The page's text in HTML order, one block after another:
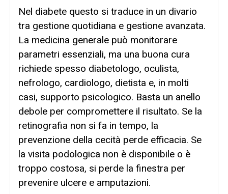
Nel diabete questo si traduce in un divario
tra gestione quotidiana e gestione avanzata.
La medicina generale può monitorare
parametri essenziali, ma una buona cura
richiede spesso diabetologo, oculista,
nefrologo, cardiologo, dietista e, in molti
casi, supporto psicologico. Basta un anello
debole per compromettere il risultato. Se la
retinografia non si fa in tempo, la
prevenzione della cecità perde efficacia. Se
la visita podologica non è disponibile o è
troppo costosa, si perde la finestra per
prevenire ulcere e amputazioni.